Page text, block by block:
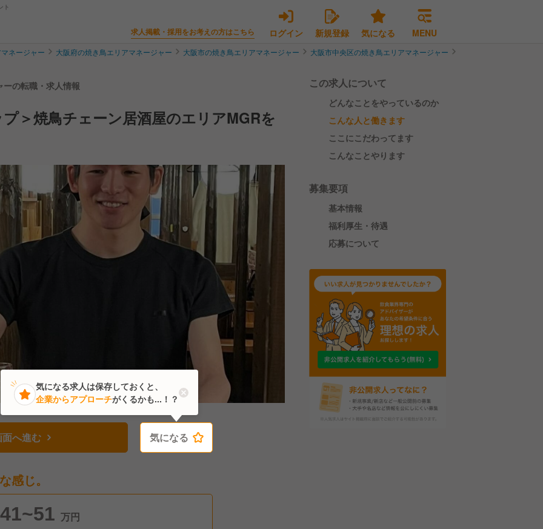
ト
求人掲載・採用をお考えの方はこちら ログイン 新規登録 気になる MENU
ネージャー 大阪府の焼き鳥エリアマネージャー 大阪市の焼き鳥エリアマネージャー 大阪市中央区の焼き鳥エリアマネージャー
の転職・求人情報
＞焼鳥チェーン居酒屋のエリアMGRを
へ進む 気になる
感じ。
41~51 万円
この求人について
どんなことをやっているのか
こんな人と働きます
ここにこだわってます
こんなことやります
募集要項
基本情報
福利厚生・待遇
応募について
気になる
気になる求人は保存しておくと、
企業からアプローチがくるかも...！？